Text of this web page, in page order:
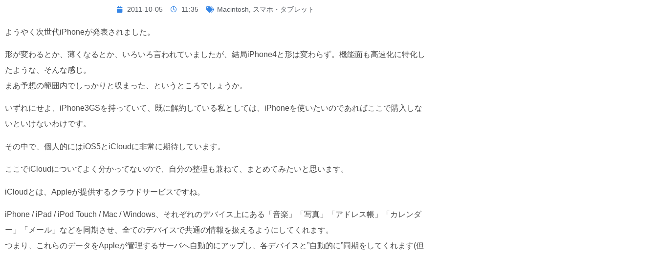
2011-10-05 11:35 Macintosh スマホ・タブレット
ようやく次世代iPhoneが発表されました。
形が変わるとか、薄くなるとか、いろいろ言われていましたが、結局iPhone4と形は変わらず。機能面も高速化に特化し
たような、そんな感じ。
まあ予想の範囲内でしっかりと収まった、というところでしょうか。
いずれにせよ、iPhone3GSを持っていて、既に解約している私としては、iPhoneを使いたいのであればここで購入しな
いといけないわけです。
その中で、個人的にはiOS5とiCloudに非常に期待しています。
ここでiCloudについてよく分かってないので、自分の整理も兼ねて、まとめてみたいと思います。
iCloudとは、Appleが提供するクラウドサービスですね。
iPhone / iPad / iPod Touch / Mac / Windows、それぞれのデバイス上にある「音楽」「写真」「アドレス帳」「カレンダ
ー」「メール」などを同期させ、全てのデバイスで共通の情報を扱えるようにしてくれます。
つまり、これらのデータをAppleが管理するサーバへ自動的にアップし、各デバイスと”自動的に”同期をしてくれます(但